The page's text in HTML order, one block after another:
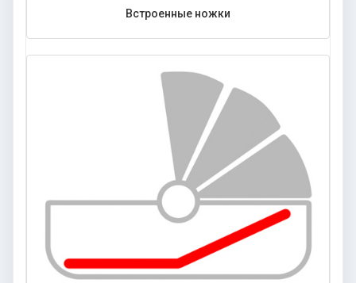
Встроенные ножки